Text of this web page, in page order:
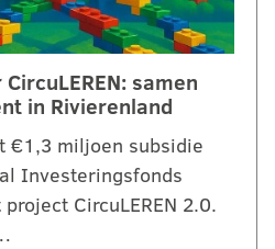
samen
in Rivierenland
€1,3 miljoen subsidie
Investeringsfonds
CircuLEREN 2.0.